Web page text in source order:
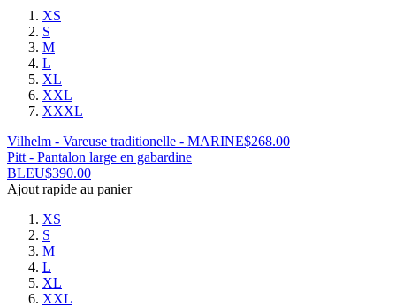
XS
S
M
L
XL
XXL
XXXL
Vilhelm - Vareuse traditionelle - MARINE$268.00
Pitt - Pantalon large en gabardine
BLEU$390.00
Ajout rapide au panier
XS
S
M
L
XL
XXL